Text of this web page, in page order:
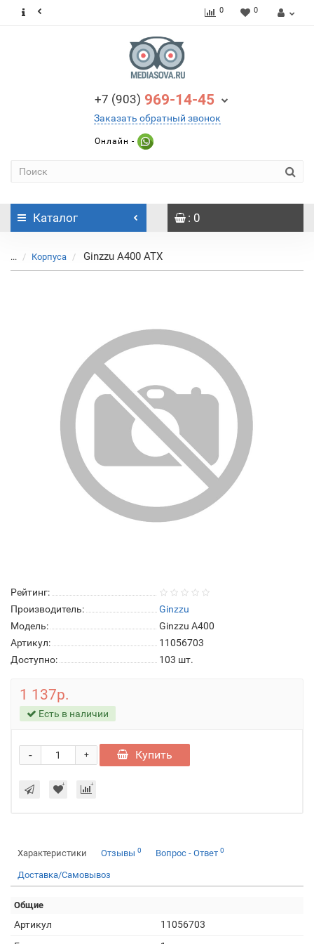
0 0
+7 (903) 969-14-45
Заказать обратный звонок
Онлайн -
Каталог : 0
... Корпуса Ginzzu A400 ATX
Рейтинг:
Производитель:
Ginzzu
Модель:
Ginzzu A400
Артикул:
11056703
Доступно:
103 шт.
1 137р.
Есть в наличии
+
- Купить
Характеристики Отзывы 0 Вопрос - Ответ 0
Доставка/Самовывоз
Общие
Артикул
11056703